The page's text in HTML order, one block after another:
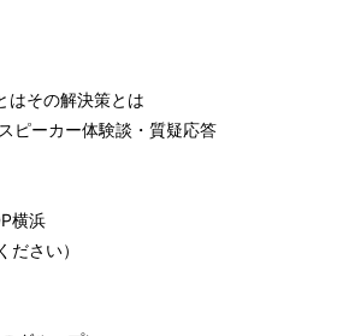
その解決策とは
ピーカー体験談・質疑応答
横浜
ださい）